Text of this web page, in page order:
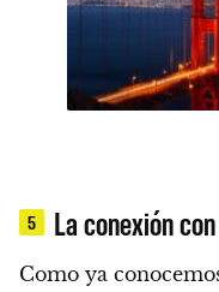
5 La conexión
Como ya